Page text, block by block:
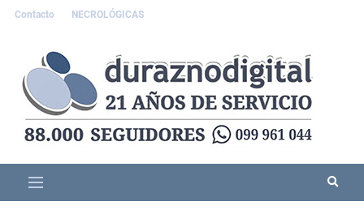
Contacto NECROLÓGICAS